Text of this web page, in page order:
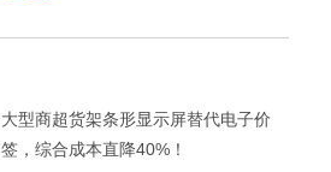
大型商超货架条形显示屏替代电子价
签，综合成本直降40%！